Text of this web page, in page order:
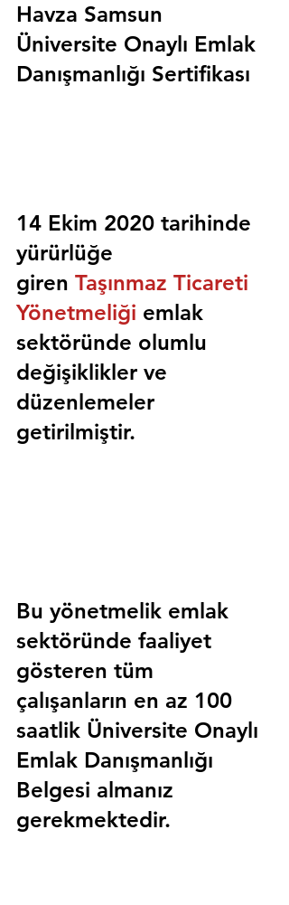
Havza Samsun
Üniversite Onaylı Emlak
Danışmanlığı Sertifikası
14 Ekim 2020 tarihinde
yürürlüğe
giren Taşınmaz Ticareti
Yönetmeliği emlak
sektöründe olumlu
değişiklikler ve
düzenlemeler
getirilmiştir.
Bu yönetmelik emlak
sektöründe faaliyet
gösteren tüm
çalışanların en az 100
saatlik Üniversite Onaylı
Emlak Danışmanlığı
Belgesi almanız
gerekmektedir.